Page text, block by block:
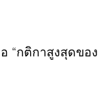
“กติกาสูงสุดของ